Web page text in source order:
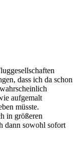
dass ich da schon
aufgemalt
müsste.
in größeren
dann sowohl sofort